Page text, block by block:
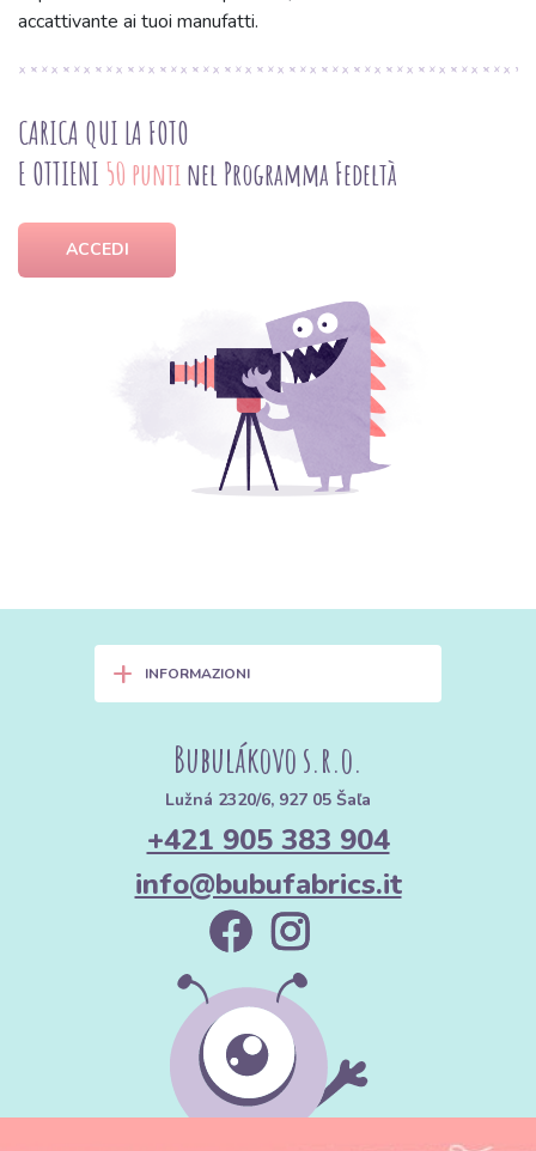
accattivante ai tuoi manufatti.
CARICA QUI LA FOTO
E OTTIENI 50 punti nel Programma Fedeltà
ACCEDI
+ INFORMAZIONI
Bubulákovo s.r.o.
Lužná 2320/6, 927 05 Šaľa
+421 905 383 904
info@bubufabrics.it